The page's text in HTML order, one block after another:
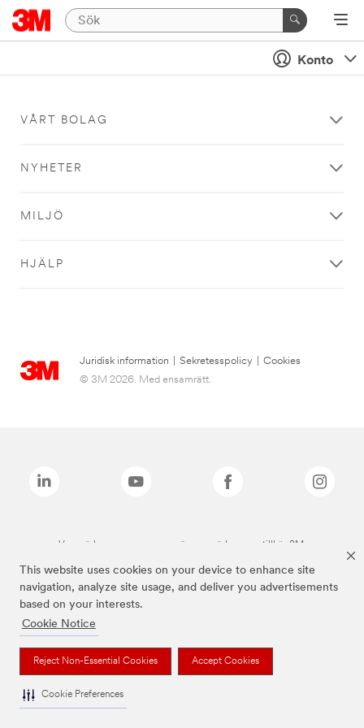
This website uses cookies on your device to enhance site
navigation, analyze site usage, and deliver you advertisements
based on your interests.
Cookie Notice
Reject Non-Essential Cookies Accept Cookies
Cookie Preferences
Konto
VÅRT BOLAG
NYHETER
MILJÖ
HJÄLP
Juridisk information Sekretesspolicy
Cookies
© 3M 2026. Med ensamrätt.
Varumärken som anges ovan är varumärken som tillhör 3M.